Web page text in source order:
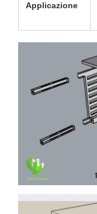
Applicazione